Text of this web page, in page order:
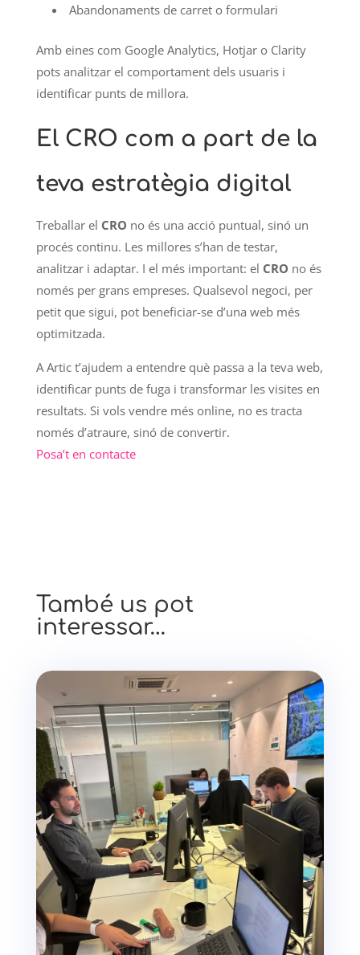
Abandonaments de carret o formulari
Amb eines com Google Analytics, Hotjar o Clarity
pots analitzar el comportament dels usuaris i
identificar punts de millora.
El CRO com a part de la
teva estratègia digital
Treballar el CRO no és una acció puntual, sinó un
procés continu. Les millores s’han de testar,
analitzar i adaptar. I el més important: el CRO no és
només per grans empreses. Qualsevol negoci, per
petit que sigui, pot beneficiar-se d’una web més
optimitzada.
A Artic t’ajudem a entendre què passa a la teva web,
identificar punts de fuga i transformar les visites en
resultats. Si vols vendre més online, no es tracta
només d’atraure, sinó de convertir.
Posa’t en contacte
També us pot
interessar…